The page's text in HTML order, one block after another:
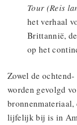
Tour (Reis
het verhaal
Brittannië,
op het
Zowel de
worden gevolgd
lijfelijk bij is in